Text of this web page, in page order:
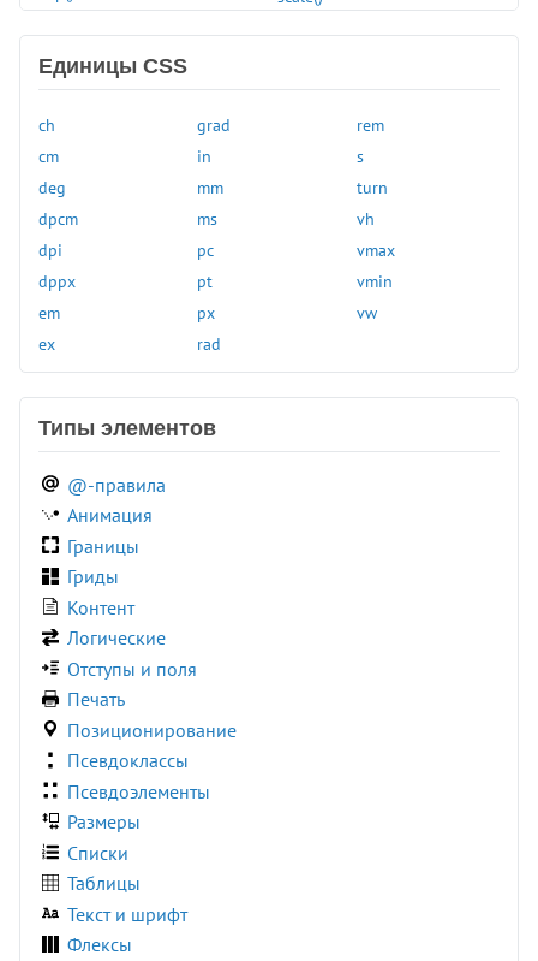
hsl()
hue-rotate()
hwb()
inset()
invert()
light-dark()
linear-gradient()
min()
mod()
opacity()
pow()
radial-gradient()
rect()
scaleZ()
tan()
translate()
Единицы CSS
ch
cm
deg
dpcm
dpi
dppx
em
ex
grad
in
mm
ms
pc
pt
px
rad
rem
s
turn
vh
vmax
vmin
vw
Типы элементов
@-правила
Анимация
Границы
Гриды
Контент
Логические
Отступы и поля
Печать
Позиционирование
Псевдоклассы
Псевдоэлементы
Размеры
Списки
Таблицы
Текст и шрифт
Флексы